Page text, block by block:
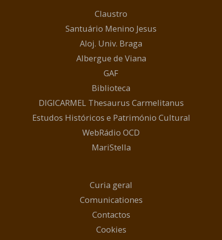
Claustro
Santuário Menino Jesus
Aloj. Univ. Braga
Albergue de Viana
GAF
Biblioteca
DIGICARMEL Thesaurus Carmelitanus
Estudos Históricos e Património Cultural
WebRádio OCD
MariStella
Curia geral
Comunicationes
Contactos
Cookies